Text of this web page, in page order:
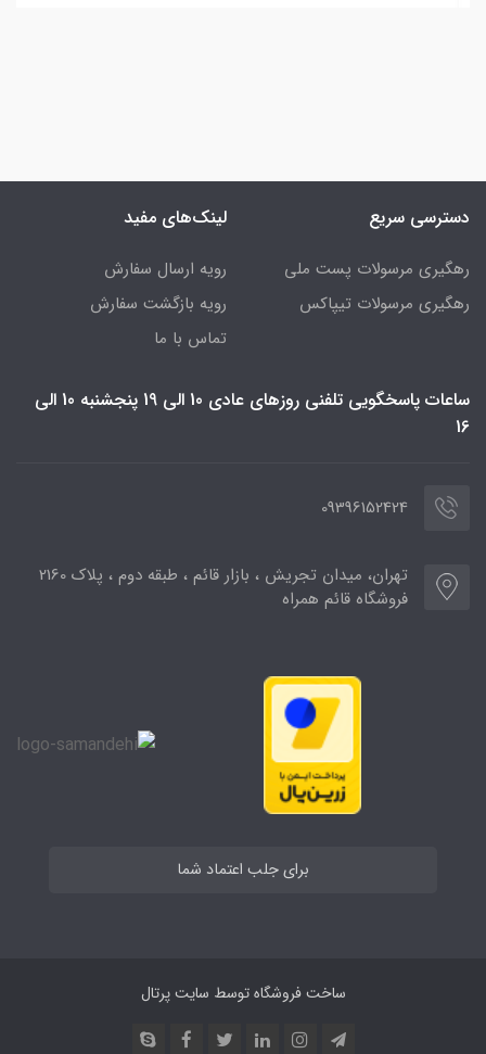
دسترسی سریع
رهگیری مرسولات پست ملی
رهگیری مرسولات تیپاکس
لینک‌های مفید
رویه ارسال سفارش
رویه بازگشت سفارش
تماس با ما
ساعات پاسخگویی تلفنی روزهای عادی 10 الی 19 پنجشنبه 10 الی
16
09396152424
تهران، میدان تجریش ، بازار قائم ، طبقه دوم ، پلاک 2160
فروشگاه قائم همراه
برای جلب اعتماد شما
ساخت فروشگاه توسط سایت پرتال